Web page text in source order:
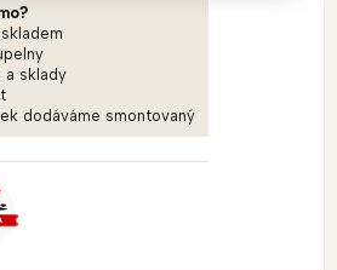
a sklady
dodáváme smontovaný